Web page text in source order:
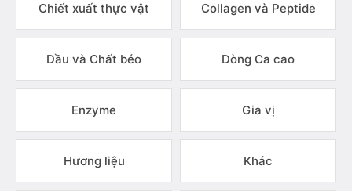
Chiết xuất thực vật Collagen và Peptide
Dầu và Chất béo Dòng Ca cao
Enzyme Gia vị
Hương liệu Khác